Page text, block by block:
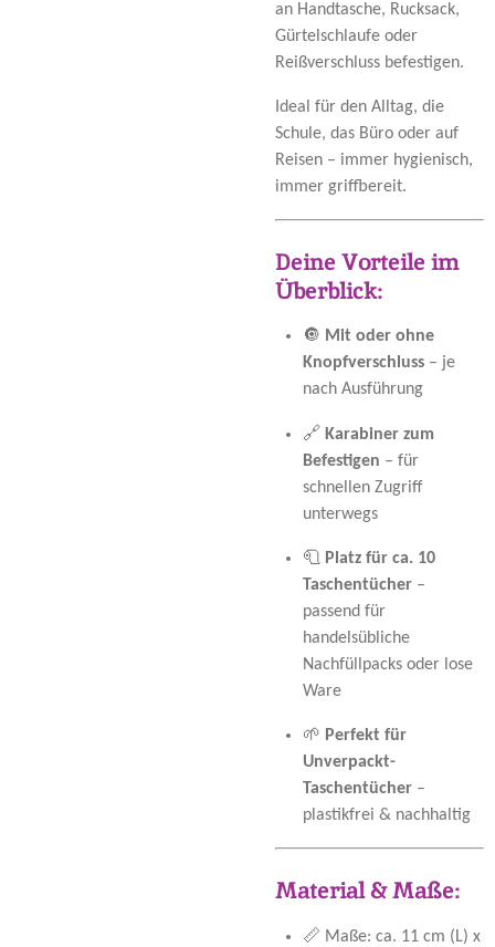
an Handtasche, Rucksack,
Gürtelschlaufe oder
Reißverschluss befestigen.
Ideal für den Alltag, die
Schule, das Büro oder auf
Reisen – immer hygienisch,
immer griffbereit.
Deine Vorteile im
Überblick:
🔘 Mit oder ohne
Knopfverschluss– je
nach Ausführung
🔗 Karabiner zum
Befestigen – für
schnellen Zugriff
unterwegs
🧻 Platz für ca. 10
Taschentücher–
passend für
handelsübliche
Nachfüllpacks oder lose
Ware
🌱 Perfekt für
Unverpackt-
Taschentücher–
plastikfrei & nachhaltig
Material & Maße:
📏 Maße: ca. 11 cm (L) x